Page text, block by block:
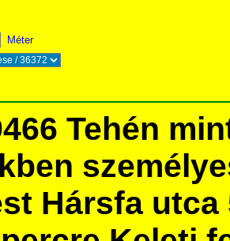
Méter
Tehén
Hársfa utca